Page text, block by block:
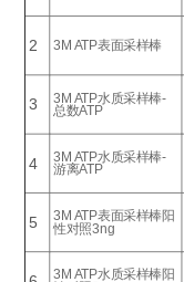
2 3M ATP表面采样棒
3 3M ATP水质采样棒-
总数ATP
4 3M ATP水质采样棒-
游离ATP
5 3M ATP表面采样棒阳
性对照3ng
3M ATP水质采样棒阳